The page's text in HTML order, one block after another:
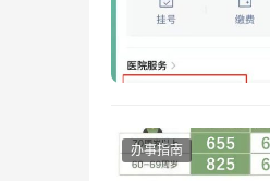
办事指南